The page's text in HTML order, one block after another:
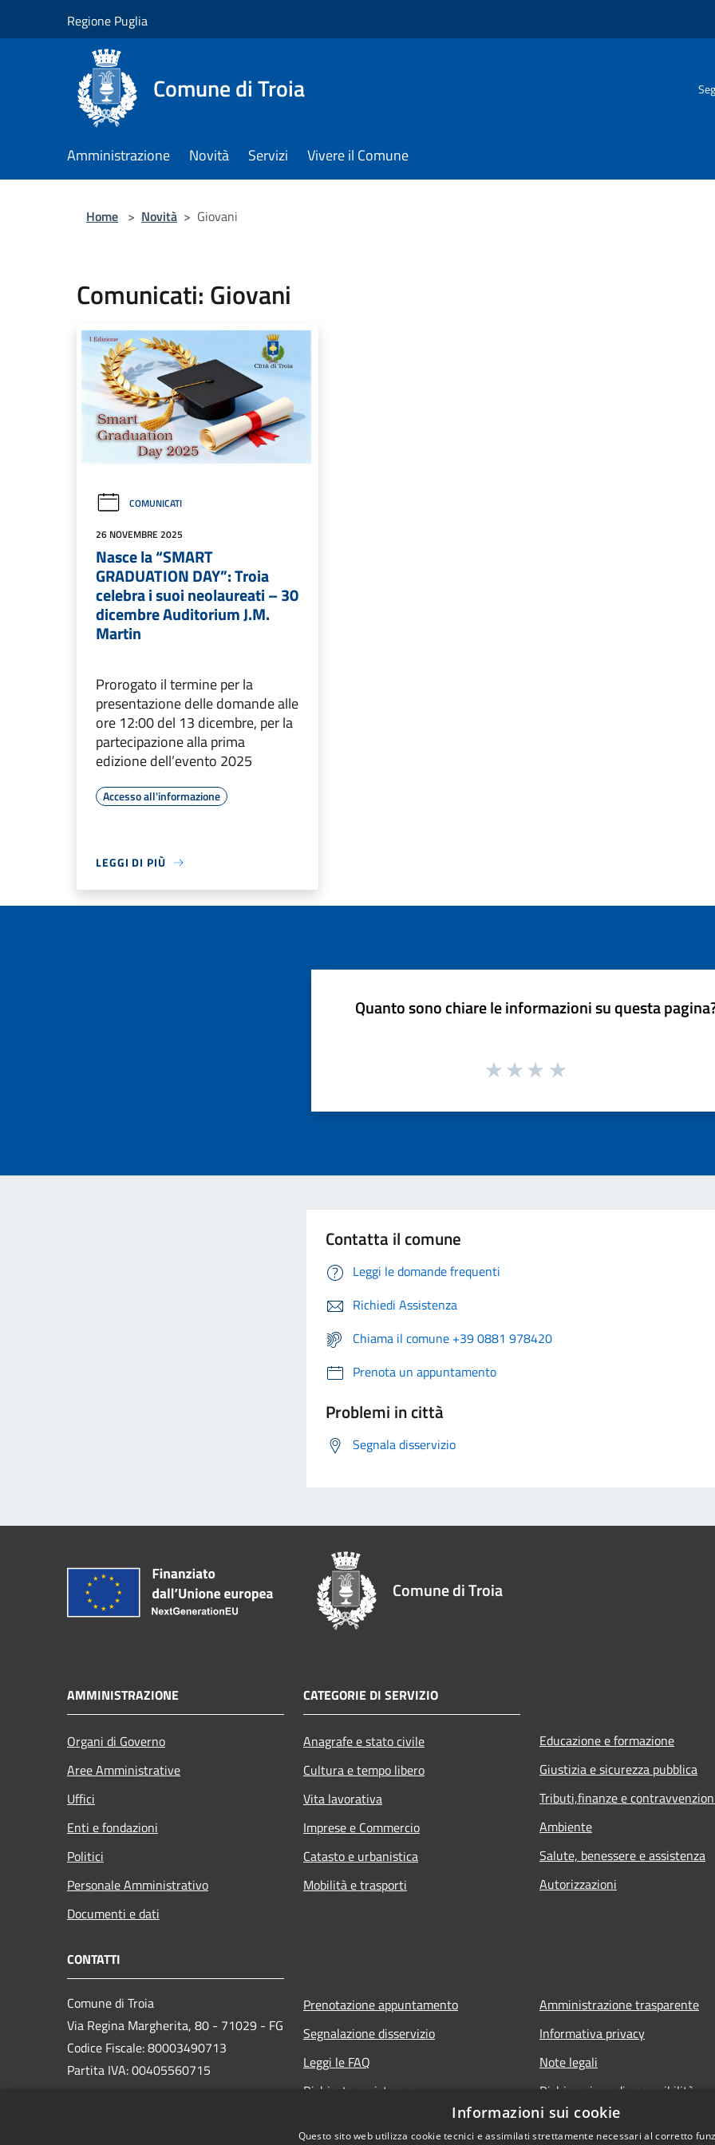
Regione Puglia
Comune di Troia
Amministrazione Novità Servizi Vivere il Comune
Home > Novità > Giovani
Comunicati: Giovani
COMUNICATI
26 NOVEMBRE 2025
Nasce la “SMART
GRADUATION DAY”: Troia
celebra i suoi neolaureati – 30
dicembre Auditorium J.M.
Martin
Prorogato il termine per la
presentazione delle domande alle
ore 12:00 del 13 dicembre, per la
partecipazione alla prima
edizione dell’evento 2025
Accesso all'informazione
LEGGI DI PIÙ
Quanto sono chiare le informazioni su questa
Contatta il comune
Leggi le domande frequenti
Richiedi Assistenza
Chiama il comune +39 0881 978420
Prenota un appuntamento
Problemi in città
Segnala disservizio
Comune di Troia
AMMINISTRAZIONE
Organi di Governo
Aree Amministrative
Uffici
Enti e fondazioni
Politici
Personale Amministrativo
Documenti e dati
CATEGORIE DI SERVIZIO
Anagrafe e stato civile
Cultura e tempo libero
Vita lavorativa
Imprese e Commercio
Catasto e urbanistica
Mobilità e trasporti
Educazione e formazione
Giustizia e sicurezza pubblica
Tributi,finanze e
Ambiente
Salute, benessere e assistenza
Autorizzazioni
CONTATTI
Comune di Troia
Via Regina Margherita, 80 - 71029 - FG
Codice Fiscale: 80003490713
Partita IVA: 00405560715
Prenotazione appuntamento
Segnalazione disservizio
Leggi le FAQ
Richiesta assistenza
Amministrazione trasparente
Informativa privacy
Note legali
Dichiarazione di accessibilità
Informazioni sui cookie
Questo sito web utilizza cookie tecnici e assimilati strettamente necessari al corretto